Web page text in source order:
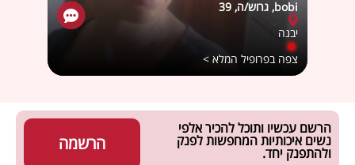
bobi, גרוש/ה, 39
יבנה
צפה בפרופיל המלא >
הרשמה
הרשם עכשיו ותוכל להכיר אלפי
נשים איכותיות המחפשות לפנק
ולהתפנק יחד.